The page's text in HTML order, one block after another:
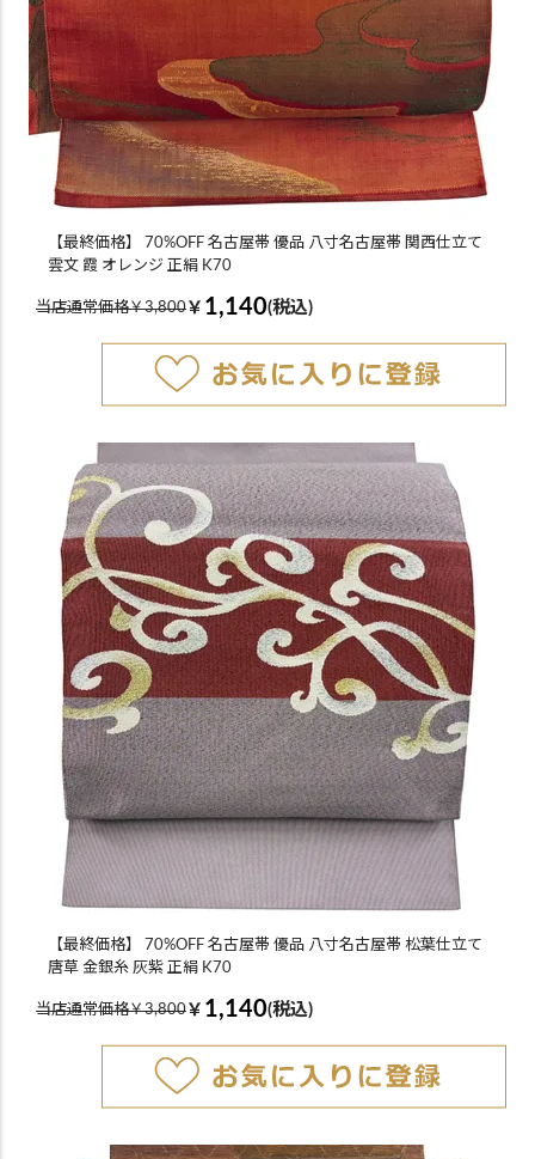
【最終価格】 70%OFF 名古屋帯 優品 八寸名古屋帯 関西仕立て
雲文 霞 オレンジ 正絹 K70
当店通常価格￥3,800￥ 1,140(税込)
【最終価格】 70%OFF 名古屋帯 優品 八寸名古屋帯 松葉仕立て
唐草 金銀糸 灰紫 正絹 K70
当店通常価格￥3,800￥ 1,140(税込)